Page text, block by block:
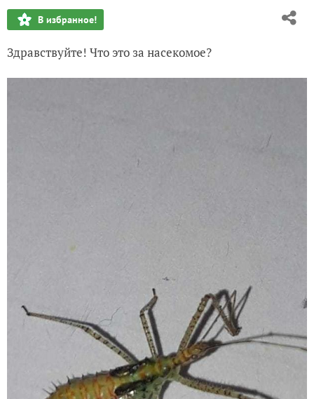
В избранное!
Здравствуйте! Что это за насекомое?